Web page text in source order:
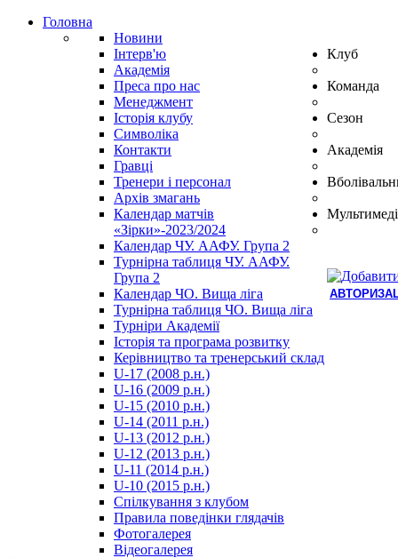
Головна
Новини
Інтерв'ю
Академія
Преса про нас
Клуб
Менеджмент
Історія клубу
Символіка
Контакти
Команда
Гравці
Тренери і персонал
Архів змагань
Сезон
Календар матчів
«Зірки»-2023/2024
Календар ЧУ. ААФУ. Група 2
Турнірна таблиця ЧУ. ААФУ.
Група 2
Календар ЧО. Вища ліга
Турнірна таблиця ЧО. Вища ліга
Академія
Турніри Академії
Історія та програма розвитку
Керівництво та тренерський склад
U-17 (2008 р.н.)
U-16 (2009 р.н.)
U-15 (2010 р.н.)
U-14 (2011 р.н.)
U-13 (2012 р.н.)
U-12 (2013 р.н.)
U-11 (2014 р.н.)
U-10 (2015 р.н.)
Спілкування з клубом
Правила поведінки глядачів
Фотогалерея
Відеогалерея